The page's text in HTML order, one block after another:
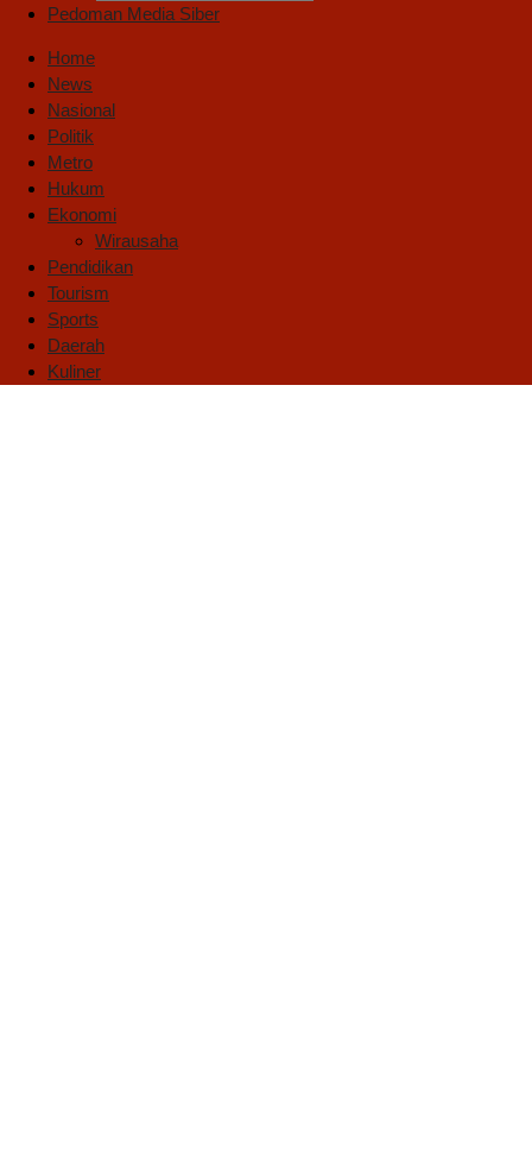
Pedoman Media Siber
Home
News
Nasional
Politik
Metro
Hukum
Ekonomi
Wirausaha
Pendidikan
Tourism
Sports
Daerah
Kuliner